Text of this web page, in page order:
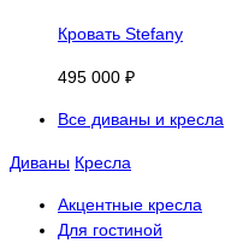
Кровать Stefany
495 000 ₽
Все диваны и кресла
Диваны Кресла
Акцентные кресла
Для гостиной